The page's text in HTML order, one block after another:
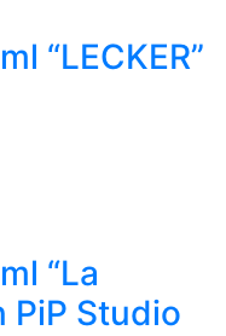
“LECKER”
“La
PiP Studio